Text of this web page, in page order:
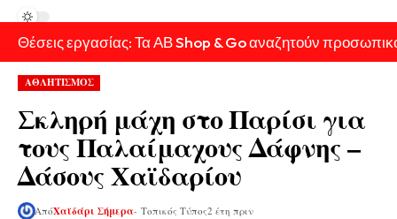
Θέσεις εργασίας: Τα ΑΒ Shop & Go αναζητούν
ΑΘΛΗΤΙΣΜΟΣ
Σκληρή μάχη στο Παρίσι για
τους Παλαίμαχους Δάφνης –
Δάσους Χαϊδαρίου
ΑπόΧαϊδάρι Σήμερα- Τοπικός Τύπος2 έτη πριν